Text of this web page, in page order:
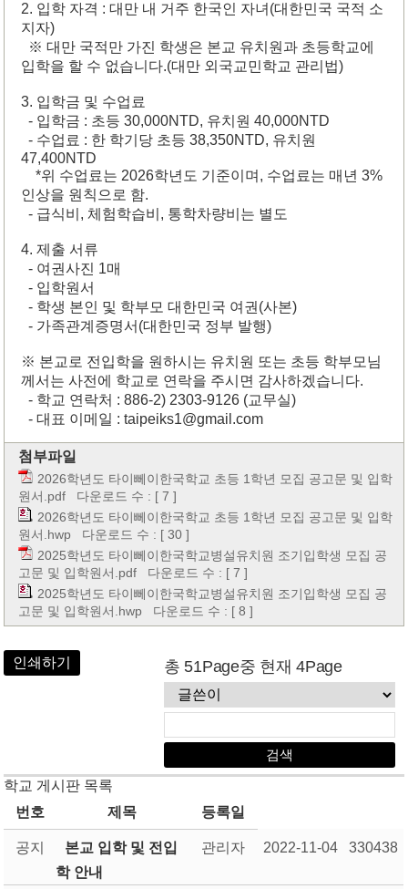
2. 입학 자격 : 대만 내 거주 한국인 자녀(대한민국 국적 소
지자)
※ 대만 국적만 가진 학생은 본교 유치원과 초등학교에
입학을 할 수 없습니다.(대만 외국교민학교 관리법)
3. 입학금 및 수업료
- 입학금 : 초등 30,000NTD, 유치원 40,000NTD
- 수업료 : 한 학기당 초등 38,350NTD, 유치원
47,400NTD
*위 수업료는 2026학년도 기준이며, 수업료는 매년 3%
인상을 원칙으로 함.
- 급식비, 체험학습비, 통학차량비는 별도
4. 제출 서류
- 여권사진 1매
- 입학원서
- 학생 본인 및 학부모 대한민국 여권(사본)
- 가족관계증명서(대한민국 정부 발행)
※ 본교로 전입학을 원하시는 유치원 또는 초등 학부모님
께서는 사전에 학교로 연락을 주시면 감사하겠습니다.
- 학교 연락처 : 886-2) 2303-9126 (교무실)
- 대표 이메일 : taipeiks1@gmail.com
첨부파일
2026학년도 타이뻬이한국학교 초등 1학년 모집 공고문 및 입학
원서.pdf 다운로드 수 : [ 7 ]
2026학년도 타이뻬이한국학교 초등 1학년 모집 공고문 및 입학
원서.hwp 다운로드 수 : [ 30 ]
2025학년도 타이뻬이한국학교병설유치원 조기입학생 모집 공
고문 및 입학원서.pdf 다운로드 수 : [ 7 ]
2025학년도 타이뻬이한국학교병설유치원 조기입학생 모집 공
고문 및 입학원서.hwp 다운로드 수 : [ 8 ]
인쇄하기 총 51Page중 현재 4Page
학교 게시판 목록
번호
제목 등록일
공지
본교 입학 및 전입
학 안내
관리자 2022-11-04 330438